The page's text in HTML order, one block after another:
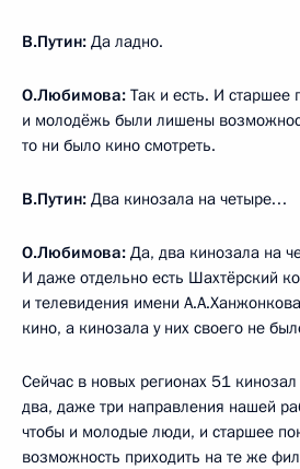
В.Путин: Да ладно.
О.Любимова: Так и есть. И старшее
и молодёжь были лишены
то ни было кино смотреть.
В.Путин: Два кинозала на четыре…
О.Любимова: Да, два кинозала на
И даже отдельно есть Шахтёрский
и телевидения имени
кино, а кинозала у них своего не
Сейчас в новых регионах 51 кинозал
два, даже три направления нашей
чтобы и молодые люди, и старшее
возможность приходить на те же